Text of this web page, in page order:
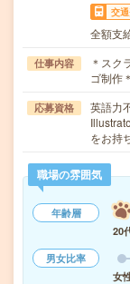
交
全額支
仕事内容
＊スク
ゴ制作
応募資格
英語力
をお持
職場の雰囲気
年齢層
20
男女比率
女